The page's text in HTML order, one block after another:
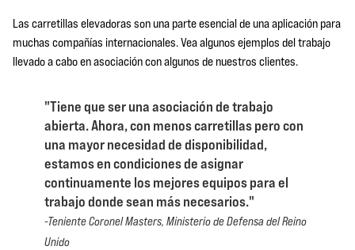
Las carretillas elevadoras son una parte esencial de una aplicación para
muchas compañías internacionales. Vea algunos ejemplos del trabajo
llevado a cabo en asociación con algunos de nuestros clientes.
"Tiene que ser una asociación de trabajo
abierta. Ahora, con menos carretillas pero con
una mayor necesidad de disponibilidad,
estamos en condiciones de asignar
continuamente los mejores equipos para el
trabajo donde sean más necesarios."
-Teniente Coronel Masters, Ministerio de Defensa del Reino
Unido